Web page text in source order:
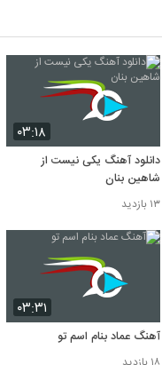
10
آهنگ
۱۸ بازدید
۰۳:۱۸
دانلود آهنگ یکی نیست از
شاهین بنان
۱۳ بازدید
۰۳:۳۱
آهنگ عماد بنام اسم تو